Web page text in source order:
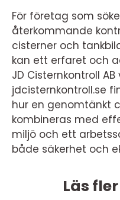
För företag som
återkommande
cisterner och
kan ett erfaret och
JD Cisternkontroll
jdcisternkontroll.se
hur en genomtänkt
kombineras med
miljö och ett
både säkerhet och
Läs